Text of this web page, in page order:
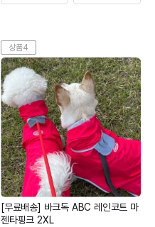
상품4
[무료배송] 바크독 ABC 레인코트 마
젠타핑크 2XL